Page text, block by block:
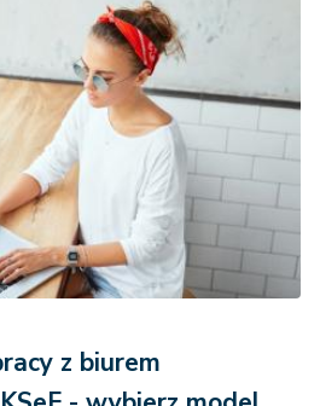
118.000 RON =
26.135 euro
35.000 euro
35.000 euro
z biurem